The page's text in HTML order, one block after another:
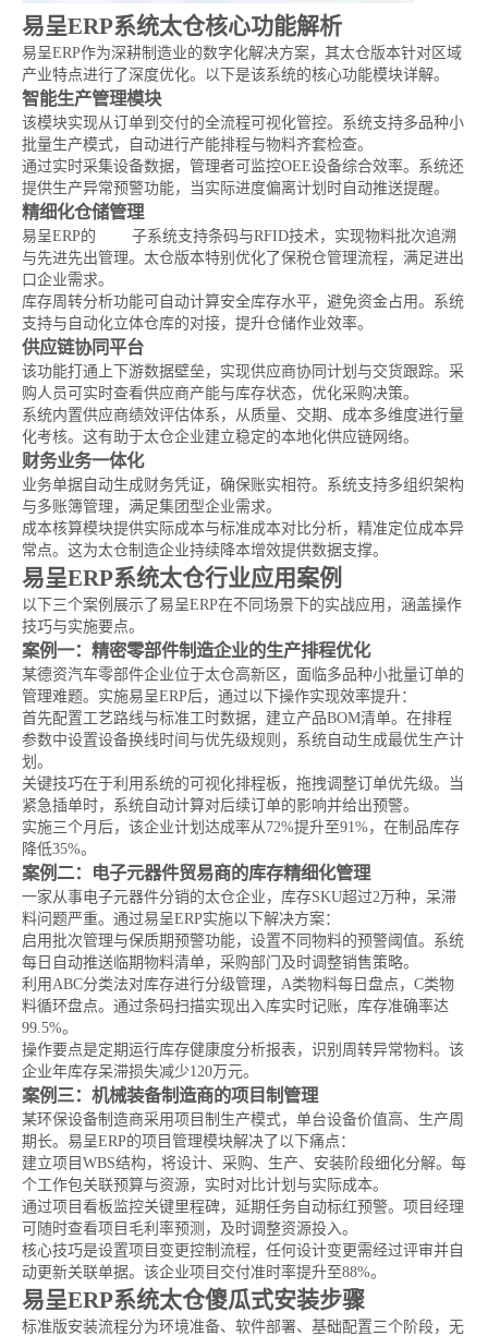
易呈ERP系统太仓核心功能解析
易呈ERP作为深耕制造业的数字化解决方案，其太仓版本针对区域
产业特点进行了深度优化。以下是该系统的核心功能模块详解。
智能生产管理模块
该模块实现从订单到交付的全流程可视化管控。系统支持多品种小
批量生产模式，自动进行产能排程与物料齐套检查。
通过实时采集设备数据，管理者可监控OEE设备综合效率。系统还
提供生产异常预警功能，当实际进度偏离计划时自动推送提醒。
精细化仓储管理
易呈ERP的
子系统支持条码与RFID技术，实现物料批次追溯
与先进先出管理。太仓版本特别优化了保税仓管理流程，满足进出
口企业需求。
库存周转分析功能可自动计算安全库存水平，避免资金占用。系统
支持与自动化立体仓库的对接，提升仓储作业效率。
供应链协同平台
该功能打通上下游数据壁垒，实现供应商协同计划与交货跟踪。采
购人员可实时查看供应商产能与库存状态，优化采购决策。
系统内置供应商绩效评估体系，从质量、交期、成本多维度进行量
化考核。这有助于太仓企业建立稳定的本地化供应链网络。
财务业务一体化
业务单据自动生成财务凭证，确保账实相符。系统支持多组织架构
与多账簿管理，满足集团型企业需求。
成本核算模块提供实际成本与标准成本对比分析，精准定位成本异
常点。这为太仓制造企业持续降本增效提供数据支撑。
易呈ERP系统太仓行业应用案例
以下三个案例展示了易呈ERP在不同场景下的实战应用，涵盖操作
技巧与实施要点。
案例一：精密零部件制造企业的生产排程优化
某德资汽车零部件企业位于太仓高新区，面临多品种小批量订单的
管理难题。实施易呈ERP后，通过以下操作实现效率提升：
首先配置工艺路线与标准工时数据，建立产品BOM清单。在排程
参数中设置设备换线时间与优先级规则，系统自动生成最优生产计
划。
关键技巧在于利用系统的可视化排程板，拖拽调整订单优先级。当
紧急插单时，系统自动计算对后续订单的影响并给出预警。
实施三个月后，该企业计划达成率从72%提升至91%，在制品库存
降低35%。
案例二：电子元器件贸易商的库存精细化管理
一家从事电子元器件分销的太仓企业，库存SKU超过2万种，呆滞
料问题严重。通过易呈ERP实施以下解决方案：
启用批次管理与保质期预警功能，设置不同物料的预警阈值。系统
每日自动推送临期物料清单，采购部门及时调整销售策略。
利用ABC分类法对库存进行分级管理，A类物料每日盘点，C类物
料循环盘点。通过条码扫描实现出入库实时记账，库存准确率达
99.5%。
操作要点是定期运行库存健康度分析报表，识别周转异常物料。该
企业年库存呆滞损失减少120万元。
案例三：机械装备制造商的项目制管理
某环保设备制造商采用项目制生产模式，单台设备价值高、生产周
期长。易呈ERP的项目管理模块解决了以下痛点：
建立项目WBS结构，将设计、采购、生产、安装阶段细化分解。每
个工作包关联预算与资源，实时对比计划与实际成本。
通过项目看板监控关键里程碑，延期任务自动标红预警。项目经理
可随时查看项目毛利率预测，及时调整资源投入。
核心技巧是设置项目变更控制流程，任何设计变更需经过评审并自
动更新关联单据。该企业项目交付准时率提升至88%。
易呈ERP系统太仓傻瓜式安装步骤
标准版安装流程分为环境准备、软件部署、基础配置三个阶段，无